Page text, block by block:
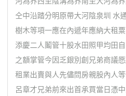
仝中沿踏分明原帶大河陰泉圳 水
樹木等項一應在內遞年應納大租
添慶二人鬮管十股水田照甲均田
之額掌管今因乏銀別創兄弟商議
租業出賣與人先儘問房親股內人
呂章才兄弟前來出首承買當日憑